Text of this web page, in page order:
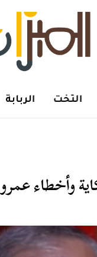
التخت الربابة
وأخطاء